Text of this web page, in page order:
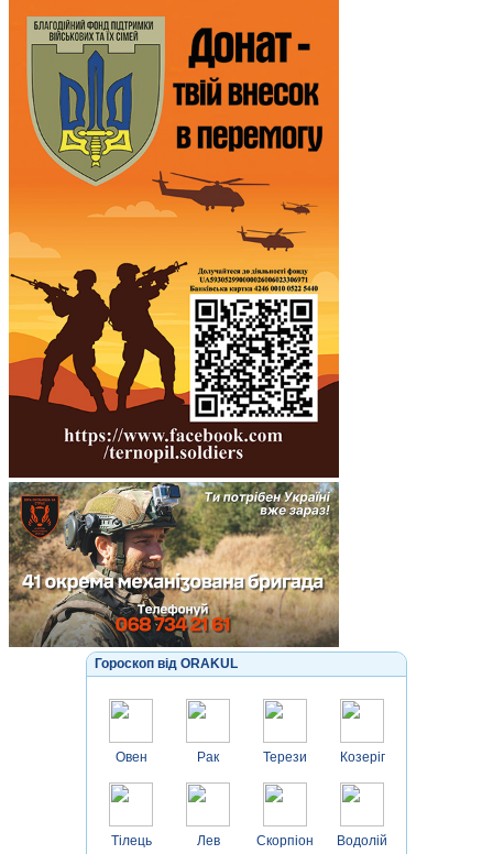
Гороскоп від ORAKUL
Овен
Тілець
Рак
Лев
Терези
Скорпіон
Козеріг
Водолій